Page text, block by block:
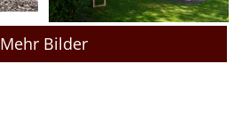
Mehr Bilder